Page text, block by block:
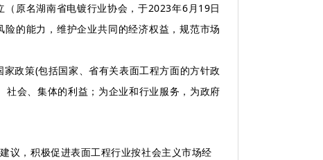
原名湖南省电镀行业协会，于2023年6月19日
的能力，维护企业共同的经济权益，规范市场
政策(包括国家、省有关表面工程方面的方针政
会、集体的利益；为企业和行业服务，为政府
议，积极促进表面工程行业按社会主义市场经